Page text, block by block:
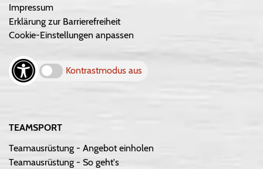
Impressum
Erklärung zur Barrierefreiheit
Cookie-Einstellungen anpassen
Kontrastmodus aus
TEAMSPORT
Teamausrüstung - Angebot einholen
Teamausrüstung - So geht's